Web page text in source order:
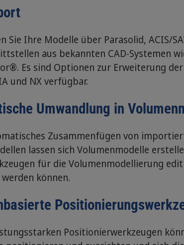
Sie Ihre Modelle über Parasolid, ACIS/
aus bekannten CAD-Systemen
Es sind Optionen zur Erweiterung
und NX verfügbar.
Umwandlung in
Zusammenfügen von
lassen sich Volumenmodelle
für die Volumenmodellierung
können.
Positionierwerkzeugen